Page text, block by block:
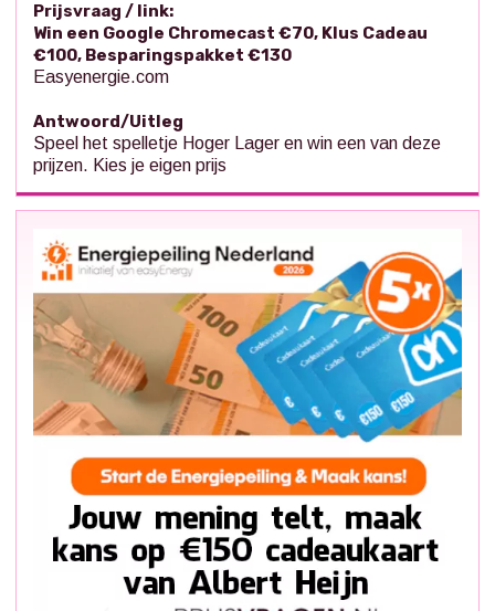
Prijsvraag / link:
Win een Google Chromecast €70, Klus Cadeau
€100, Besparingspakket €130
Easyenergie.com
Antwoord/Uitleg
Speel het spelletje Hoger Lager en win een van deze
prijzen. Kies je eigen prijs